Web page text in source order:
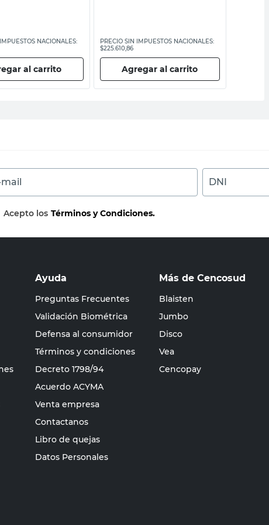
NACIONALES:
al carrito
PRECIO SIN IMPUESTOS NACIONALES:
$225.610,86
Agregar al carrito
mail DNI
Acepto los Términos y Condiciones.
Ayuda
Preguntas Frecuentes
Validación Biométrica
Defensa al consumidor
Términos y condiciones
Decreto 1798/94
Acuerdo ACYMA
Venta empresa
Contactanos
Libro de quejas
Datos Personales
Más de Cencosud
Blaisten
Jumbo
Disco
Vea
Cencopay